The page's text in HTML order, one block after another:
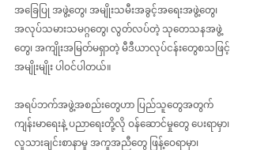
အခြေပြု အဖွဲ့တွေ၊ အမျိုးသမီးအခွင့်အရေးအဖွဲ့တွေ၊
အလုပ်သမားသမဂ္ဂတွေ၊ လွတ်လပ်တဲ့ သုတေသနအဖွဲ့
တွေ၊ အကျိုးအမြတ်မရှာတဲ့ မီဒီယာလုပ်ငန်းတွေစသဖြင့်
အမျိုးမျိုး ပါဝင်ပါတယ်။
အရပ်ဘက်အဖွဲ့အစည်းတွေဟာ ပြည်သူတွေအတွက်
ကျန်းမာရေးနဲ့ ပညာရေးတို့လို ဝန်ဆောင်မှုတွေ ပေးရာမှာ၊
လူသားချင်းစာနာမှု အကူအညီတွေ ဖြန့်ဝေရာမှာ၊